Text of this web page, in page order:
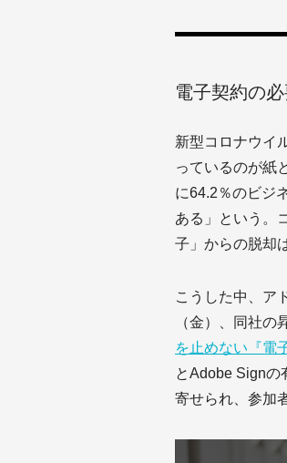
電子契約の
新型コロナウイ
っているのが紙
に64.2％のビジ
ある」という。
子」からの脱却
こうした中、ア
（金）、同社の
を止めない『電
とAdobe Signの
寄せられ、参加